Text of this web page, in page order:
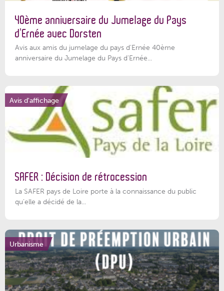
40ème anniversaire du Jumelage du Pays
d’Ernée avec Dorsten
Avis aux amis du jumelage du pays d'Ernée 40ème
anniversaire du Jumelage du Pays d'Ernée...
Avis d'affichage
SAFER : Décision de rétrocession
La SAFER pays de Loire porte à la connaissance du public
qu’elle a décidé de la...
Urbanisme